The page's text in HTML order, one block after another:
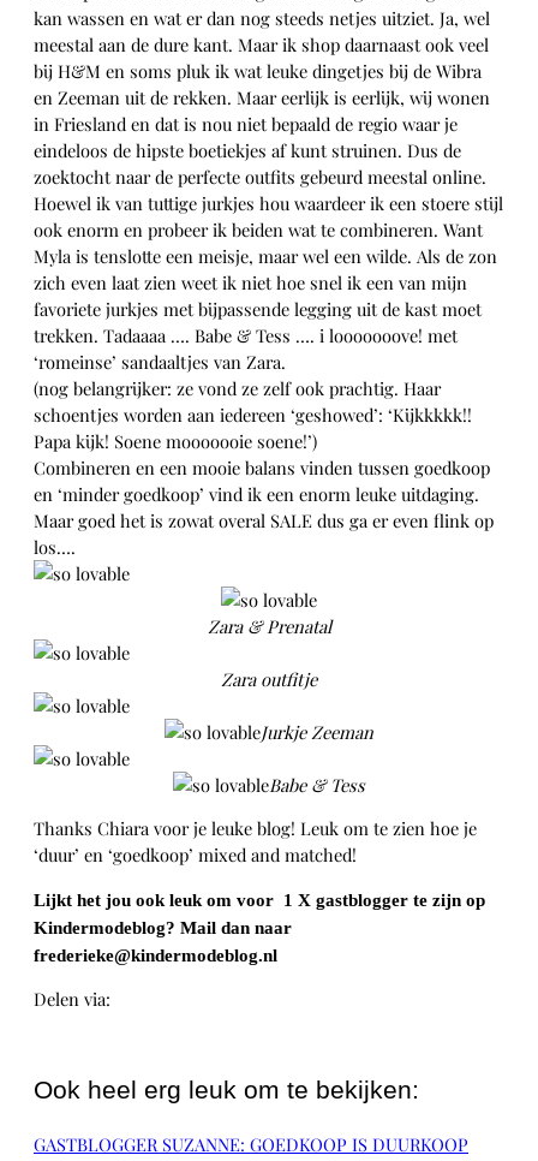
kan wassen en wat er dan nog steeds netjes uitziet. Ja, wel
meestal aan de dure kant. Maar ik shop daarnaast ook veel
bij H&M en soms pluk ik wat leuke dingetjes bij de Wibra
en Zeeman uit de rekken. Maar eerlijk is eerlijk, wij wonen
in Friesland en dat is nou niet bepaald de regio waar je
eindeloos de hipste boetiekjes af kunt struinen. Dus de
zoektocht naar de perfecte outfits gebeurd meestal online.
Hoewel ik van tuttige jurkjes hou waardeer ik een stoere stijl
ook enorm en probeer ik beiden wat te combineren. Want
Myla is tenslotte een meisje, maar wel een wilde. Als de zon
zich even laat zien weet ik niet hoe snel ik een van mijn
favoriete jurkjes met bijpassende legging uit de kast moet
trekken. Tadaaaa …. Babe & Tess …. i looooooove! met
‘romeinse’ sandaaltjes van Zara.
(nog belangrijker: ze vond ze zelf ook prachtig. Haar
schoentjes worden aan iedereen ‘geshowed’: ‘Kijkkkkk!!
Papa kijk! Soene mooooooie soene!’)
Combineren en een mooie balans vinden tussen goedkoop
en ‘minder goedkoop’ vind ik een enorm leuke uitdaging.
Maar goed het is zowat overal SALE dus ga er even flink op
los….
Zara & Prenatal
Zara outfitje
Jurkje Zeeman
Babe & Tess
Thanks Chiara voor je leuke blog! Leuk om te zien hoe je
‘duur’ en ‘goedkoop’ mixed and matched!
Lijkt het jou ook leuk om voor 1 X gastblogger te zijn op
Kindermodeblog? Mail dan naar
frederieke@kindermodeblog.nl
Delen via:
Ook heel erg leuk om te bekijken:
GASTBLOGGER SUZANNE: GOEDKOOP IS DUURKOOP